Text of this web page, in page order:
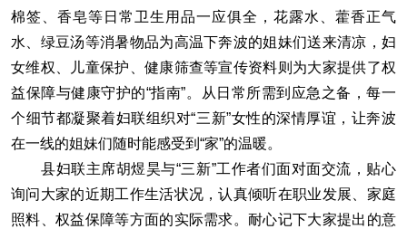
棉签、香皂等日常卫生用品一应俱全，花露水、藿香正气
水、绿豆汤等消暑物品为高温下奔波的姐妹们送来清凉，妇
女维权、儿童保护、健康筛查等宣传资料则为大家提供了权
益保障与健康守护的“指南”。从日常所需到应急之备，每一
个细节都凝聚着妇联组织对“三新”女性的深情厚谊，让奔波
在一线的姐妹们随时能感受到“家”的温暖。
县妇联主席胡煜昊与“三新”工作者们面对面交流，贴心
询问大家的近期工作生活状况，认真倾听在职业发展、家庭
照料、权益保障等方面的实际需求。耐心记下大家提出的意